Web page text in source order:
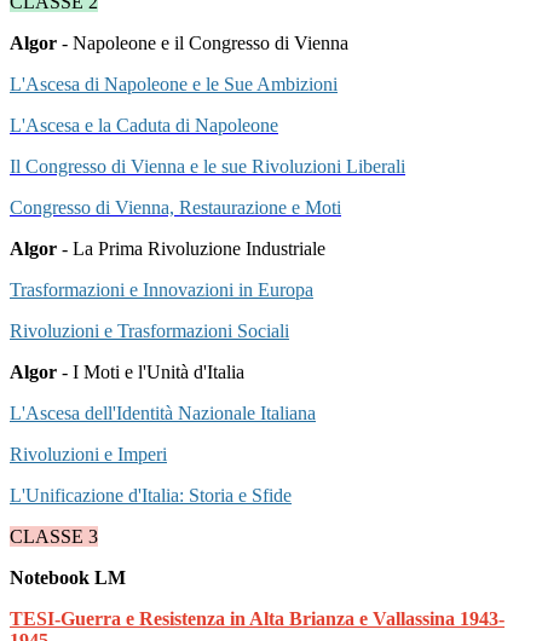
Algor - Napoleone e il Congresso di Vienna
L'Ascesa di Napoleone e le Sue Ambizioni
L'Ascesa e la Caduta di Napoleone
Il Congresso di Vienna e le sue Rivoluzioni Liberali
Congresso di Vienna, Restaurazione e Moti
Algor - La Prima Rivoluzione Industriale
Trasformazioni e Innovazioni in Europa
Rivoluzioni e Trasformazioni Sociali
Algor - I Moti e l'Unità d'Italia
L'Ascesa dell'Identità Nazionale Italiana
Rivoluzioni e Imperi
L'Unificazione d'Italia: Storia e Sfide
CLASSE 3
Notebook LM
TESI-Guerra e Resistenza in Alta Brianza e Vallassina 1943-